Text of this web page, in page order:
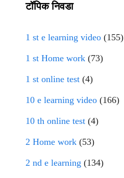
टॉपिक निवडा
1 st e learning video (155)
1 st Home work (73)
1 st online test (4)
10 e learning video (166)
10 th online test (4)
2 Home work (53)
2 nd e learning (134)